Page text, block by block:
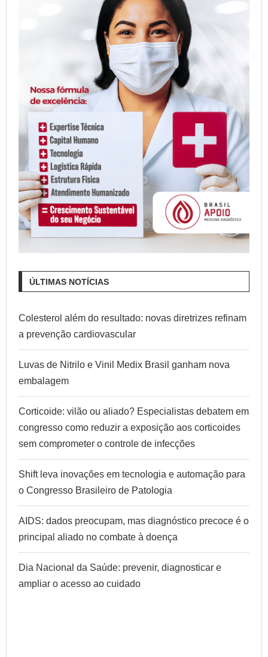
ÚLTIMAS NOTÍCIAS
Colesterol além do resultado: novas diretrizes refinam
a prevenção cardiovascular
Luvas de Nitrilo e Vinil Medix Brasil ganham nova
embalagem
Corticoide: vilão ou aliado? Especialistas debatem em
congresso como reduzir a exposição aos corticoides
sem comprometer o controle de infecções
Shift leva inovações em tecnologia e automação para
o Congresso Brasileiro de Patologia
AIDS: dados preocupam, mas diagnóstico precoce é o
principal aliado no combate à doença
Dia Nacional da Saúde: prevenir, diagnosticar e
ampliar o acesso ao cuidado